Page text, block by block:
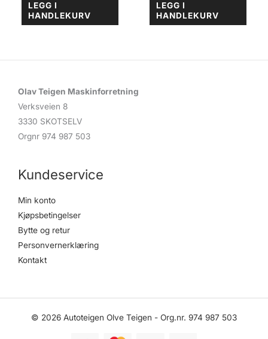
LEGG I
HANDLEKURV
LEGG I
HANDLEKURV
Olav Teigen Maskinforretning
Verksveien 8
3330 SKOTSELV
Orgnr 974 987 503
Kundeservice
Min konto
Kjøpsbetingelser
Bytte og retur
Personvernerklæring
Kontakt
© 2026 Autoteigen Olve Teigen - Org.nr. 974 987 503